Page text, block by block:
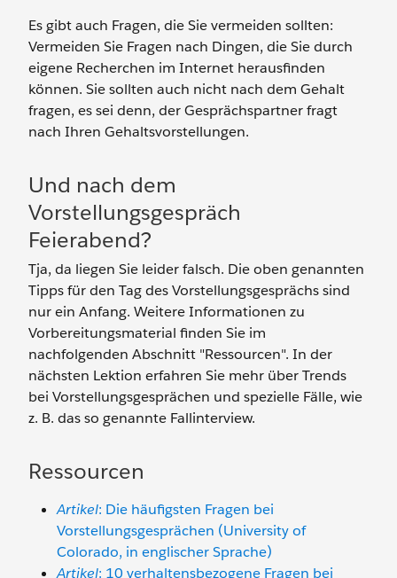
Es gibt auch Fragen, die Sie vermeiden sollten:
Vermeiden Sie Fragen nach Dingen, die Sie durch
eigene Recherchen im Internet herausfinden
können. Sie sollten auch nicht nach dem Gehalt
fragen, es sei denn, der Gesprächspartner fragt
nach Ihren Gehaltsvorstellungen.
Und nach dem
Vorstellungsgespräch
Feierabend?
Tja, da liegen Sie leider falsch. Die oben genannten
Tipps für den Tag des Vorstellungsgesprächs sind
nur ein Anfang. Weitere Informationen zu
Vorbereitungsmaterial finden Sie im
nachfolgenden Abschnitt "Ressourcen". In der
nächsten Lektion erfahren Sie mehr über Trends
bei Vorstellungsgesprächen und spezielle Fälle, wie
z. B. das so genannte Fallinterview.
Ressourcen
Artikel: Die häufigsten Fragen bei
Vorstellungsgesprächen (University of
Colorado, in englischer Sprache)
Artikel: 10 verhaltensbezogene Fragen bei